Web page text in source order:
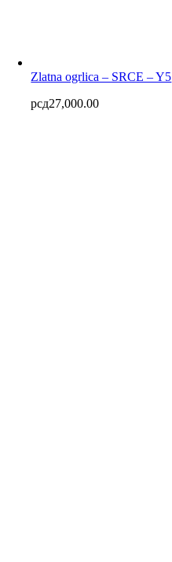
Zlatna ogrlica – SRCE – Y5
рсд27,000.00